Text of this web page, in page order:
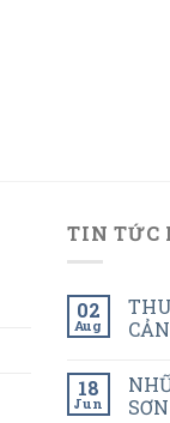
TIN TỨC
02
Aug
18
Jun
SƠN